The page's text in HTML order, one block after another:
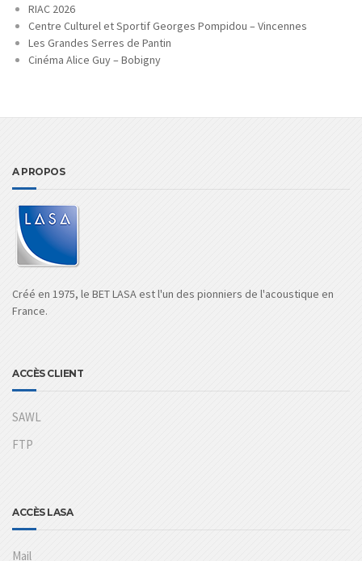
RIAC 2026
Centre Culturel et Sportif Georges Pompidou – Vincennes
Les Grandes Serres de Pantin
Cinéma Alice Guy – Bobigny
A PROPOS
Créé en 1975, le BET LASA est l'un des pionniers de l'acoustique en
France.
ACCÈS CLIENT
SAWL
FTP
ACCÈS LASA
Mail